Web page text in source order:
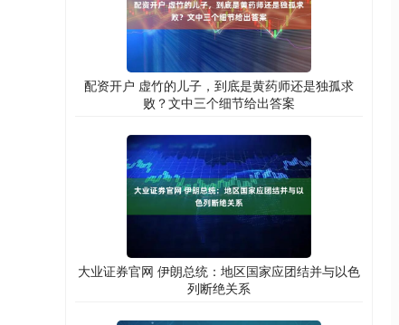
配资开户 虚竹的儿子，到底是黄药师还是独孤求
败？文中三个细节给出答案
大业证券官网 伊朗总统：地区国家应团结并与以色
列断绝关系